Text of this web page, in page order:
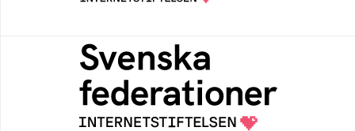
Svenska federationer
Grunden för medlemskap i en sektors- eller
kontextspecifik federation